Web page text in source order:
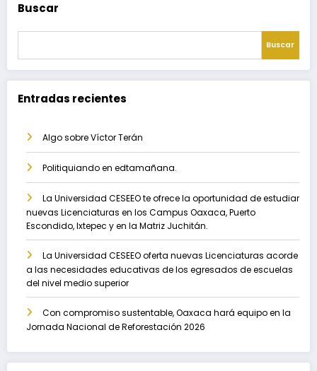
Buscar
Buscar
Entradas recientes
Algo sobre Víctor Terán
Politiquiando en edtamañana.
La Universidad CESEEO te ofrece la oportunidad de estudiar
nuevas Licenciaturas en los Campus Oaxaca, Puerto
Escondido, Ixtepec y en la Matriz Juchitán.
La Universidad CESEEO oferta nuevas Licenciaturas acorde
a las necesidades educativas de los egresados de escuelas
del nivel medio superior
Con compromiso sustentable, Oaxaca hará equipo en la
Jornada Nacional de Reforestación 2026